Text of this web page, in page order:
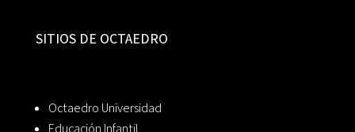
SITIOS DE OCTAEDRO
Octaedro Universidad
Educación Infantil